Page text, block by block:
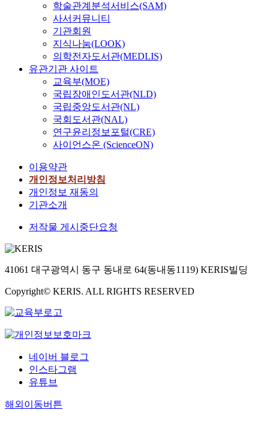
학술관계분석서비스(SAM)
사서커뮤니티
기관회원
지식나눔(LOOK)
의학전자도서관(MEDLIS)
유관기관 사이트
교육부(MOE)
국립장애인도서관(NLD)
국립중앙도서관(NL)
국회도서관(NAL)
연구윤리정보포털(CRE)
사이언스온 (ScienceON)
이용약관
개인정보처리방침
개인정보 재동의
기관소개
저작물 게시중단요청
41061 대구광역시 동구 동내로 64(동내동1119) KERIS빌딩
Copyright© KERIS. ALL RIGHTS RESERVED
네이버 블로그
인스타그램
유튜브
해외이동버튼